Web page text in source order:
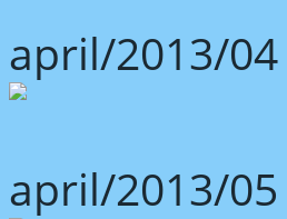
april/2013/
april/2013/05